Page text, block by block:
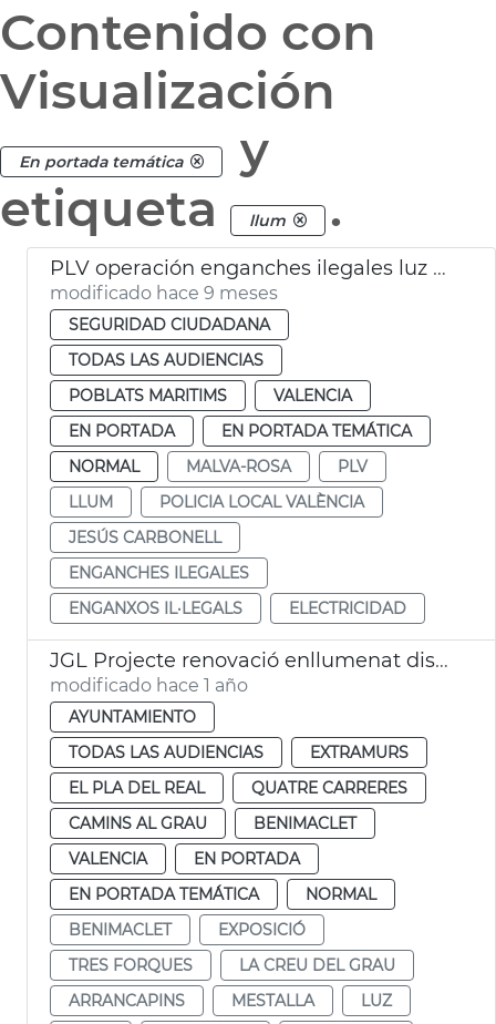
Contenido con
Visualización
En portada temática
y
etiqueta
llum .
PLV operación enganches ilegales luz Malva-rosa
modificado hace 9 meses
SEGURIDAD CIUDADANA
TODAS LAS AUDIENCIAS
POBLATS MARITIMS
VALENCIA
EN PORTADA
EN PORTADA TEMÁTICA
NORMAL
MALVA-ROSA
PLV
LLUM
POLICIA LOCAL VALÈNCIA
JESÚS CARBONELL
ENGANCHES ILEGALES
ENGANXOS IL·LEGALS
ELECTRICIDAD
JGL Projecte renovació enllumenat districtes València
modificado hace 1 año
AYUNTAMIENTO
TODAS LAS AUDIENCIAS
EXTRAMURS
EL PLA DEL REAL
QUATRE CARRERES
CAMINS AL GRAU
BENIMACLET
VALENCIA
EN PORTADA
EN PORTADA TEMÁTICA
NORMAL
BENIMACLET
EXPOSICIÓ
TRES FORQUES
LA CREU DEL GRAU
ARRANCAPINS
MESTALLA
LUZ